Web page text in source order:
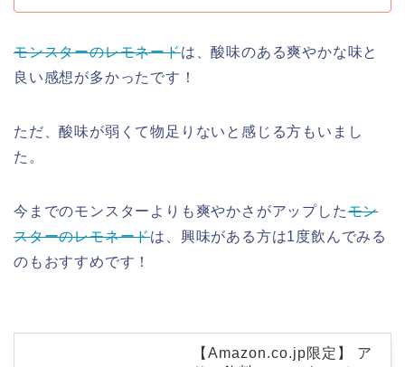
モンスターのレモネードは、酸味のある爽やかな味と
良い感想が多かったです！
ただ、酸味が弱くて物足りないと感じる方もいまし
た。
今までのモンスターよりも爽やかさがアップしたモン
スターのレモネードは、興味がある方は1度飲んでみる
のもおすすめです！
【Amazon.co.jp限定】 ア